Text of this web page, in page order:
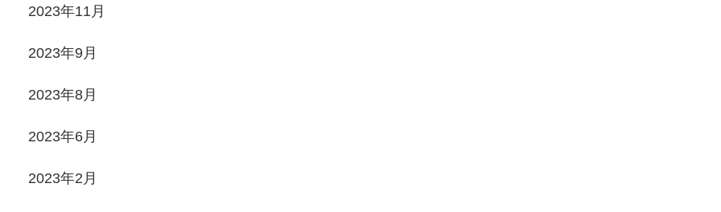
2023年11月
2023年9月
2023年8月
2023年6月
2023年2月